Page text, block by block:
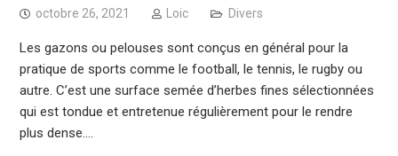
octobre 26, 2021 Loic Divers
Les gazons ou pelouses sont conçus en général pour la
pratique de sports comme le football, le tennis, le rugby ou
autre. C’est une surface semée d’herbes fines sélectionnées
qui est tondue et entretenue régulièrement pour le rendre
plus dense.…